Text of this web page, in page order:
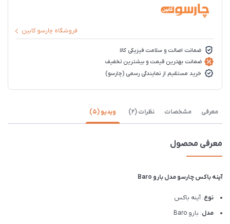
فروشگاه چارسو کابین
ضمانت اصالت و سلامت فیزیکی کالا
ضمانت بهترین قیمت و بیشترین تخفیف
خرید مستقیم از نمایندگی رسمی (چارسو)
معرفی مشخصات نظرات (2) ویدیو (5)
معرفی محصول
آینه باکس چارسو مدل بارو Baro
نوع: آینه باکس
مدل: بارو Baro